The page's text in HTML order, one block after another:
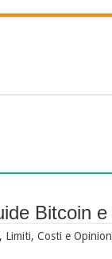
Bitcoin
Limiti, Costi e